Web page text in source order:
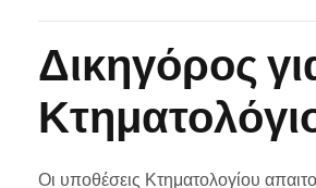
Δικηγόρος
Οι υποθέσεις Κτηματολογίου